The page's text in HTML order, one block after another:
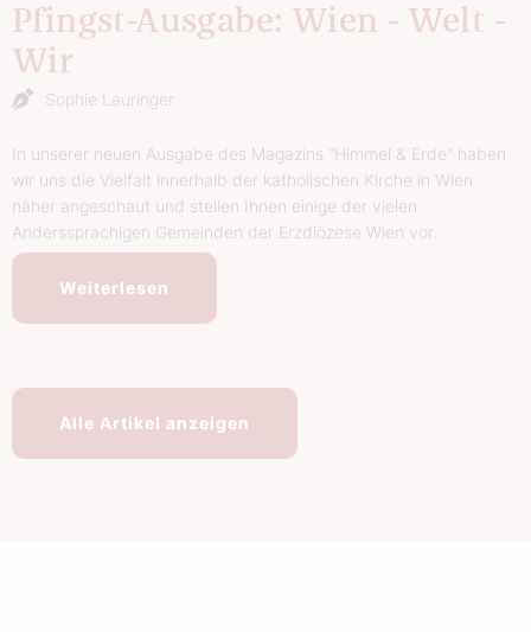
Pfingst-Ausgabe: Wien - Welt -
Wir
Sophie Lauringer
In unserer neuen Ausgabe des Magazins "Himmel & Erde" haben
wir uns die Vielfalt innerhalb der katholischen Kirche in Wien
näher angeschaut und stellen Ihnen einige der vielen
Anderssprachigen Gemeinden der Erzdiözese Wien vor.
Weiterlesen
Alle Artikel anzeigen